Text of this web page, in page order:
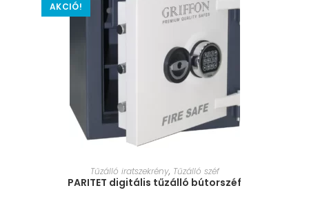
AKCIÓ!
MÉRET VÁLASZTÁSA
Tűzálló iratszekrény, Tűzálló széf
PARITET digitális tűzálló bútorszéf